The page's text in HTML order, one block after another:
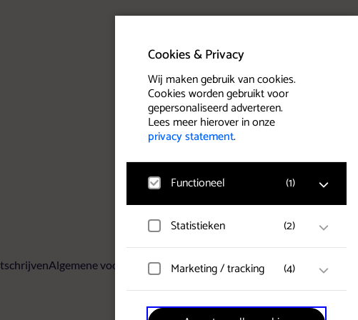
Cookies & Privacy
Wij maken gebruik van cookies.
Cookies worden gebruikt voor
gepersonaliseerd adverteren.
Lees meer hierover in onze
privacy statement.
Functioneel (1)
Google Analytics
websitebezoek en gebruik wordt
gemeten en gebruikersgegevens
worden anoniem verzameld.
Statistieken (2)
Hotjar
worden opgeslagen voor
optimalisatie van de website.
Marketing / tracking (4)
Vimeo
Algemene voorwaarden Privacy statementCookies